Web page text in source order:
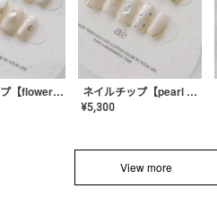
ネイルチップ【flower shell】AE-CONA-03 ネイルチップ【pearl bijou】AE-CONA-02
¥5,300
View more